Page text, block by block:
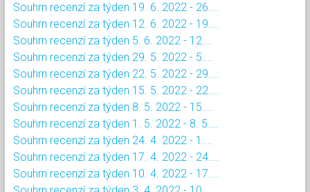
Souhrn recenzí za týden 19. 6. 2022 - 26....
Souhrn recenzí za týden 12. 6. 2022 - 19....
Souhrn recenzí za týden 5. 6. 2022 - 12....
Souhrn recenzí za týden 29. 5. 2022 - 5....
Souhrn recenzí za týden 22. 5. 2022 - 29....
Souhrn recenzí za týden 15. 5. 2022 - 22....
Souhrn recenzí za týden 8. 5. 2022 - 15....
Souhrn recenzí za týden 1. 5. 2022 - 8. 5....
Souhrn recenzí za týden 24. 4. 2022 - 1....
Souhrn recenzí za týden 17. 4. 2022 - 24....
Souhrn recenzí za týden 10. 4. 2022 - 17....